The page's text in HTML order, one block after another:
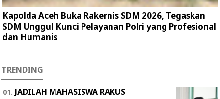
Kapolda Aceh Buka Rakernis SDM 2026, Tegaskan
SDM Unggul Kunci Pelayanan Polri yang Profesional
dan Humanis
TRENDING
JADILAH MAHASISWA RAKUS